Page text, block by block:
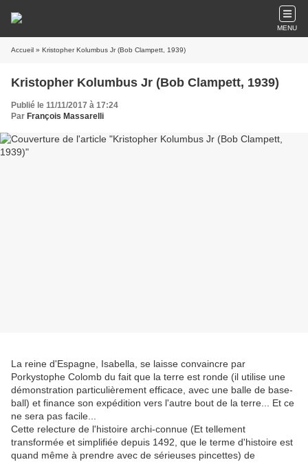
MENU
Accueil » Kristopher Kolumbus Jr (Bob Clampett, 1939)
Kristopher Kolumbus Jr (Bob Clampett, 1939)
Publié le 11/11/2017 à 17:24
Par François Massarelli
La reine d'Espagne, Isabella, se laisse convaincre par
Porkystophe Colomb du fait que la terre est ronde (il utilise une
démonstration particulièrement efficace, avec une balle de base-
ball) et finance son expédition vers l'autre bout de la terre... Et ce
ne sera pas facile...
Cette relecture de l'histoire archi-connue (Et tellement
transformée et simplifiée depuis 1492, que le terme d'histoire est
quand même à prendre avec de sérieuses pincettes) de